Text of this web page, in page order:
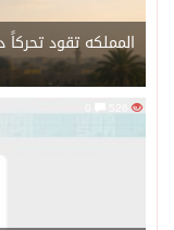
المملكه تقود
526